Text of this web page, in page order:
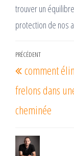
trouver un
protection de nos
Navigation
de
l’article
Article
précédent
PRÉCÉDENT
comment
frelons dans
cheminée